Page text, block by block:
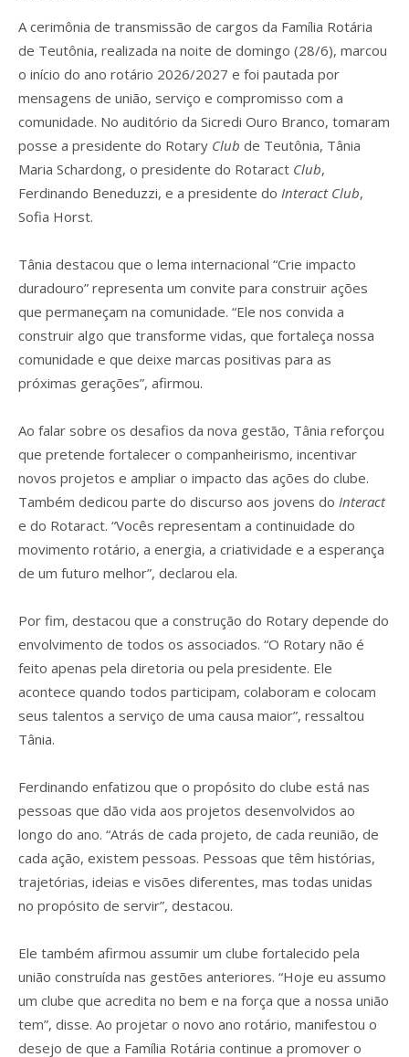
A cerimônia de transmissão de cargos da Família Rotária
de Teutônia, realizada na noite de domingo (28/6), marcou
o início do ano rotário 2026/2027 e foi pautada por
mensagens de união, serviço e compromisso com a
comunidade. No auditório da Sicredi Ouro Branco, tomaram
posse a presidente do Rotary Club de Teutônia, Tânia
Maria Schardong, o presidente do Rotaract Club,
Ferdinando Beneduzzi, e a presidente do Interact Club,
Sofia Horst.
Tânia destacou que o lema internacional “Crie impacto
duradouro” representa um convite para construir ações
que permaneçam na comunidade. “Ele nos convida a
construir algo que transforme vidas, que fortaleça nossa
comunidade e que deixe marcas positivas para as
próximas gerações”, afirmou.
Ao falar sobre os desafios da nova gestão, Tânia reforçou
que pretende fortalecer o companheirismo, incentivar
novos projetos e ampliar o impacto das ações do clube.
Também dedicou parte do discurso aos jovens do Interact
e do Rotaract. “Vocês representam a continuidade do
movimento rotário, a energia, a criatividade e a esperança
de um futuro melhor”, declarou ela.
Por fim, destacou que a construção do Rotary depende do
envolvimento de todos os associados. “O Rotary não é
feito apenas pela diretoria ou pela presidente. Ele
acontece quando todos participam, colaboram e colocam
seus talentos a serviço de uma causa maior”, ressaltou
Tânia.
Ferdinando enfatizou que o propósito do clube está nas
pessoas que dão vida aos projetos desenvolvidos ao
longo do ano. “Atrás de cada projeto, de cada reunião, de
cada ação, existem pessoas. Pessoas que têm histórias,
trajetórias, ideias e visões diferentes, mas todas unidas
no propósito de servir”, destacou.
Ele também afirmou assumir um clube fortalecido pela
união construída nas gestões anteriores. “Hoje eu assumo
um clube que acredita no bem e na força que a nossa união
tem”, disse. Ao projetar o novo ano rotário, manifestou o
desejo de que a Família Rotária continue a promover o